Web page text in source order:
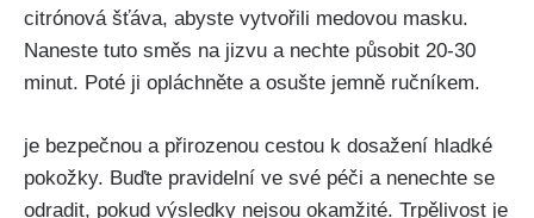
citrónová šťáva, abyste vytvořili medovou masku.⁣
Naneste tuto směs ‍na jizvu a nechte působit 20-30
⁤minut. Poté ji ‌opláchněte a osušte‌ jemně ručníkem.
je bezpečnou a‌ přirozenou cestou k dosažení hladké
pokožky. ​Buďte pravidelní ve své péči a⁤ nenechte se
odradit, pokud výsledky nejsou okamžité.⁢ Trpělivost je⁢